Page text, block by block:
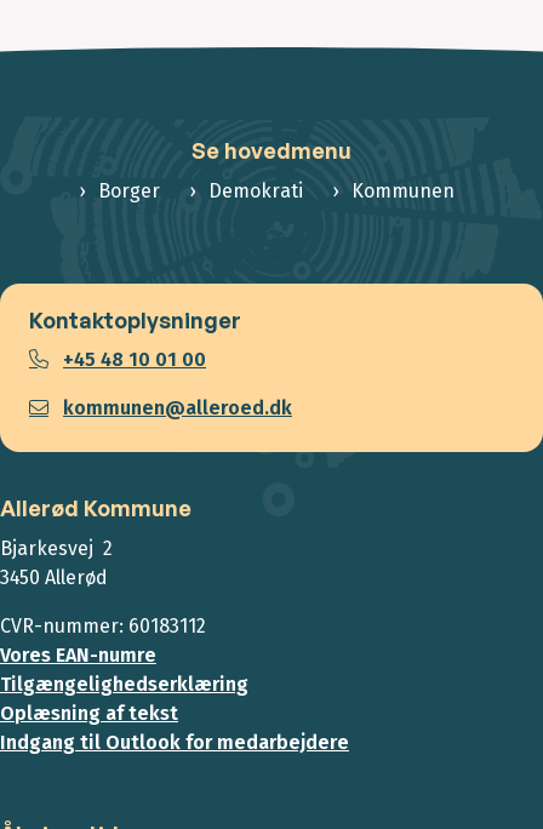
Se hovedmenu
Borger Demokrati Kommunen
Kontaktoplysninger
+45 48 10 01 00
kommunen@alleroed.dk
Allerød Kommune
Bjarkesvej 2
3450 Allerød
CVR-nummer: 60183112
Vores EAN-numre
Tilgængelighedserklæring
Oplæsning af tekst
Indgang til Outlook for medarbejdere